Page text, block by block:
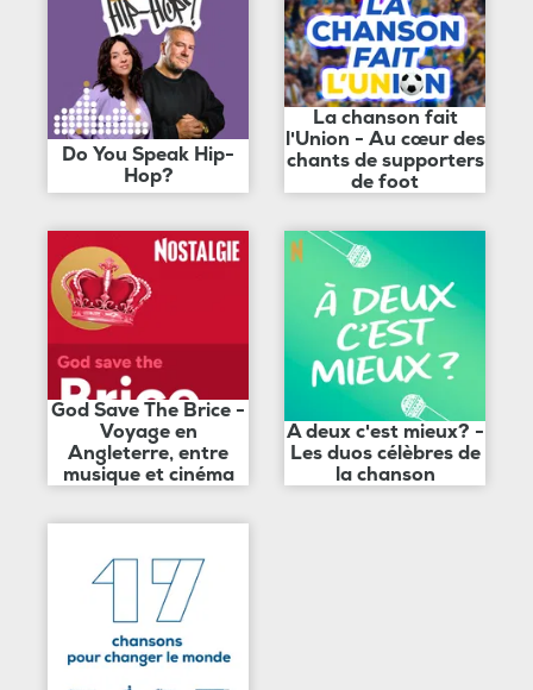
Do You Speak Hip-
Hop?
La chanson fait
l'Union - Au cœur des
chants de supporters
de foot
God Save The Brice -
Voyage en
Angleterre, entre
musique et cinéma
A deux c'est mieux? -
Les duos célèbres de
la chanson